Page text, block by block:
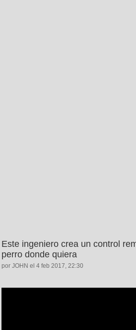
Este ingeniero crea un control
perro donde quiera
por JOHN el 4 feb 2017, 22:30